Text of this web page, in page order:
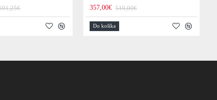
357,00€ 510,00€
Do košíka